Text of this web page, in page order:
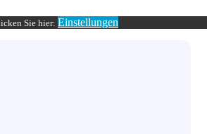
Sie hier: Einstellungen